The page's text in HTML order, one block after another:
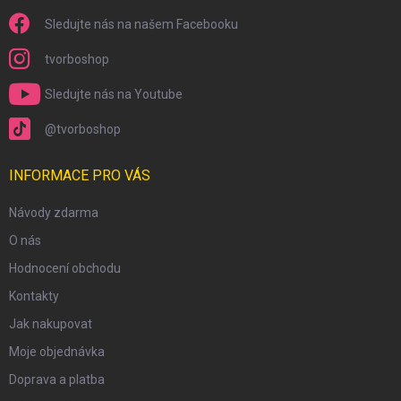
Sledujte nás na našem Facebooku
tvorboshop
Sledujte nás na Youtube
@tvorboshop
INFORMACE PRO VÁS
Návody zdarma
O nás
Hodnocení obchodu
Kontakty
Jak nakupovat
Moje objednávka
Doprava a platba